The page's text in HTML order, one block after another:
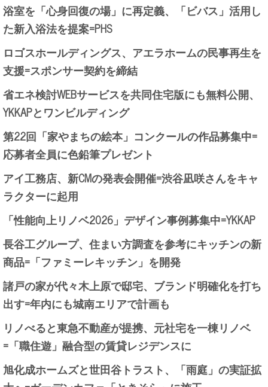
浴室を「心身回復の場」に再定義、「ビバス」活用し
た新入浴法を提案=PHS
ロゴスホールディングス、アエラホームの民事再生を
支援=スポンサー契約を締結
省エネ検討WEBサービスを共同住宅版にも無料公開、
YKKAPとワンビルディング
第22回「家やまちの絵本」コンクールの作品募集中=
応募者全員に色鉛筆プレゼント
アイ工務店、新CMの発表会開催=渋谷凪咲さんをキャ
ラクターに起用
「性能向上リノベ2026」デザイン事例募集中=YKKAP
長谷工グループ、住まい方調査を参考にキッチンの新
商品=「ファミーレキッチン」を開発
諸戸の家が代々木上原で邸宅、ブランド明確化を打ち
出す=年内にも城南エリアで計画も
リノべると東急不動産が提携、元社宅を一棟リノベ
=「職住遊」融合型の賃貸レジデンスに
旭化成ホームズと世田谷トラスト、「雨庭」の実証拡